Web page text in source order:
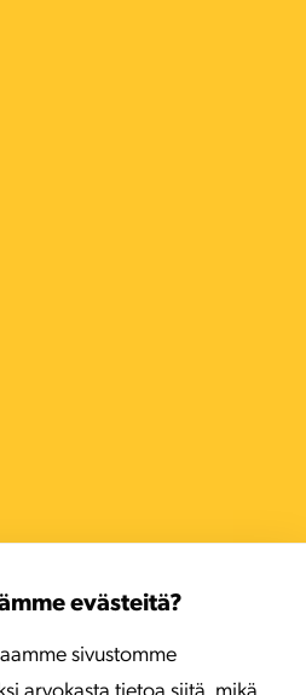
evästeitä?
sivustomme